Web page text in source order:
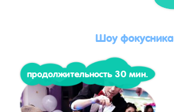
Шоу фокусника
продолжительность 30 мин.